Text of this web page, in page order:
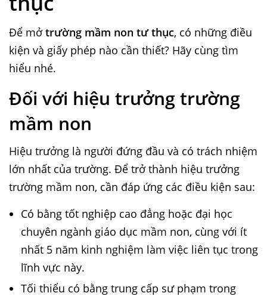
Để mởtrường mầm non tư thục, có những điều
kiện và giấy phép nào cần thiết? Hãy cùng tìm
hiểu nhé.
Đối với hiệu trưởng trường
mầm non
Hiệu trưởng là người đứng đầu và có trách nhiệm
lớn nhất của trường. Để trở thành hiệu trưởng
trường mầm non, cần đáp ứng các điều kiện sau:
Có bằng tốt nghiệp cao đẳng hoặc đại học
chuyên ngành giáo dục mầm non, cùng với ít
nhất 5 năm kinh nghiệm làm việc liên tục trong
lĩnh vực này.
Tối thiểu có bằng trung cấp sư phạm trong